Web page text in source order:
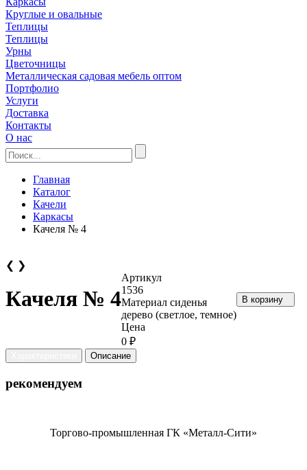
Круглые и овальные
Теплицы
Теплицы
Урны
Цветочницы
Металлическая садовая мебель оптом
Портфолио
Услуги
Доставка
Контакты
О нас
Главная
Каталог
Качели
Каркасы
Качеля № 4
❮ ❯
Качеля № 4
Артикул
1536
Материал сиденья
дерево (светлое, темное)
Цена
0 ₽
В корзину
Описание
рекомендуем
Торгово-промышленная ГК «Металл-Сити»